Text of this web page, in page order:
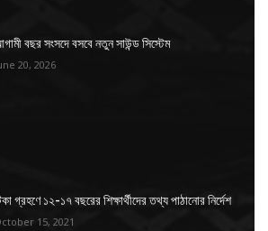
বছর সংসদে বসবে নতুন সাউন্ড সিস্টেম
20, 2026
গ্রহণে ১২-১৭ বছরের শিক্ষার্থীদের তথ্য পাঠানোর নির্দেশ
15, 2021